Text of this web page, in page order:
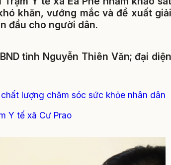
khăn, vướng mắc và đề xuất giải
đầu cho người dân.
tỉnh Nguyễn Thiên Văn; đại diện
lượng chăm sóc sức khỏe nhân dân
Y tế xã Cư Prao